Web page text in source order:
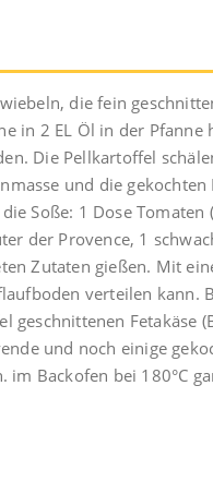
die fein
in 2 EL Öl in der
Die Pellkartoffel
und die
Soße: 1 Dose Tomaten
der Provence, 1
Zutaten gießen. Mit
verteilen kann.
geschnittenen Fetakäse
und noch einige
Backofen bei 180°C